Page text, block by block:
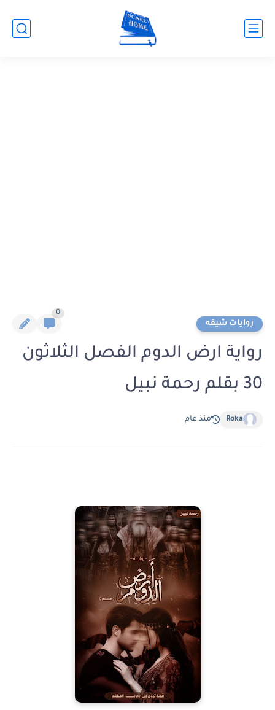
روايات شيقه
0
رواية ارض الدوم الفصل الثلاثون
30 بقلم رحمة نبيل
Roka منذ عام